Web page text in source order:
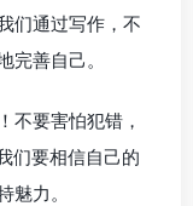
们通过写作，不
善自己。
不要害怕犯错，
们要相信自己的
魅力。